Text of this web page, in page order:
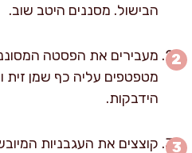
הבישול. מסננים היטב שוב.
מעבירים את הפסטה
מטפטפים עליה כף שמן זית
הידבקות.
קוצצים את העגבניות